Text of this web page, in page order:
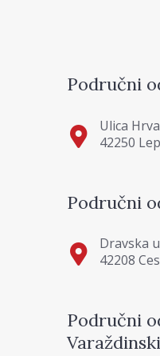
Područni
Ulica
42250
Područni
Dravska
42208
Područni